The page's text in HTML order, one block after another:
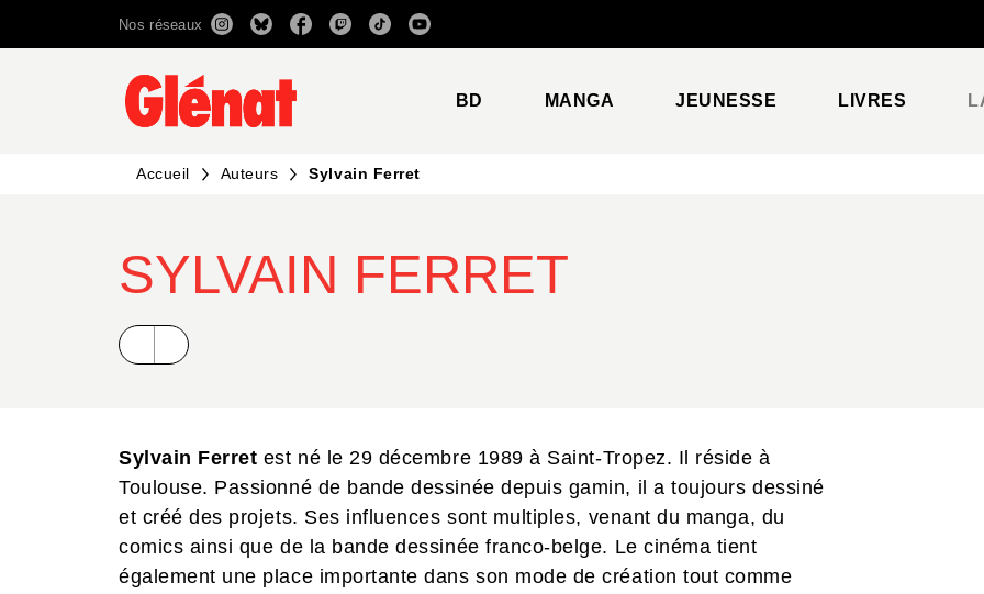
RECHERCHE CONTENU
Nos réseaux
BD MANGA JEUNESSE LIVRES
Accueil Auteurs Sylvain Ferret
SYLVAIN FERRET
Sylvain Ferret est né le 29 décembre 1989 à Saint-Tropez. Il réside à
Toulouse. Passionné de bande dessinée depuis gamin, il a toujours dessiné
et créé des projets. Ses influences sont multiples, venant du manga, du
comics ainsi que de la bande dessinée franco-belge. Le cinéma tient
également une place importante dans son mode de création tout comme